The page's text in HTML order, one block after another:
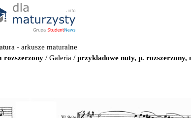
- arkusze maturalne
rozszerzony/ Galeria / przykladowe nuty, p. rozszerzony,